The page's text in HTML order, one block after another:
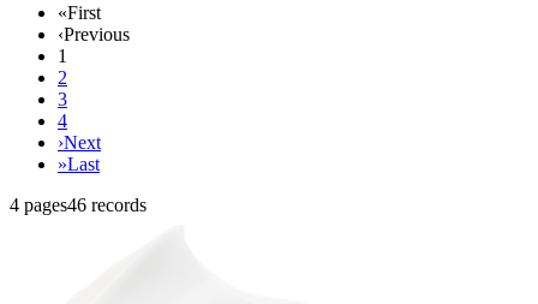
«First
‹Previous
1
2
3
4
›Next
»Last
4 pages46 records